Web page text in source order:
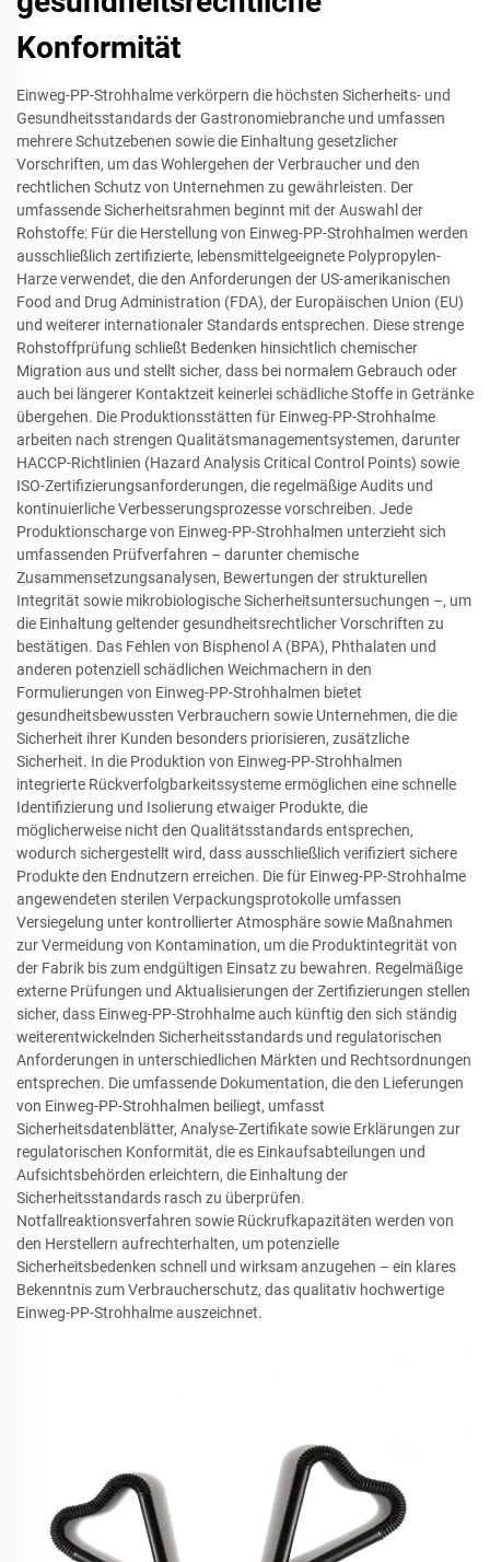
Konformität
Einweg-PP-Strohhalme verkörpern die höchsten Sicherheits- und
Gesundheitsstandards der Gastronomiebranche und umfassen
mehrere Schutzebenen sowie die Einhaltung gesetzlicher
Vorschriften, um das Wohlergehen der Verbraucher und den
rechtlichen Schutz von Unternehmen zu gewährleisten. Der
umfassende Sicherheitsrahmen beginnt mit der Auswahl der
Rohstoffe: Für die Herstellung von Einweg-PP-Strohhalmen werden
ausschließlich zertifizierte, lebensmittelgeeignete Polypropylen-
Harze verwendet, die den Anforderungen der US-amerikanischen
Food and Drug Administration (FDA), der Europäischen Union (EU)
und weiterer internationaler Standards entsprechen. Diese strenge
Rohstoffprüfung schließt Bedenken hinsichtlich chemischer
Migration aus und stellt sicher, dass bei normalem Gebrauch oder
auch bei längerer Kontaktzeit keinerlei schädliche Stoffe in Getränke
übergehen. Die Produktionsstätten für Einweg-PP-Strohhalme
arbeiten nach strengen Qualitätsmanagementsystemen, darunter
HACCP-Richtlinien (Hazard Analysis Critical Control Points) sowie
ISO-Zertifizierungsanforderungen, die regelmäßige Audits und
kontinuierliche Verbesserungsprozesse vorschreiben. Jede
Produktionscharge von Einweg-PP-Strohhalmen unterzieht sich
umfassenden Prüfverfahren – darunter chemische
Zusammensetzungsanalysen, Bewertungen der strukturellen
Integrität sowie mikrobiologische Sicherheitsuntersuchungen –, um
die Einhaltung geltender gesundheitsrechtlicher Vorschriften zu
bestätigen. Das Fehlen von Bisphenol A (BPA), Phthalaten und
anderen potenziell schädlichen Weichmachern in den
Formulierungen von Einweg-PP-Strohhalmen bietet
gesundheitsbewussten Verbrauchern sowie Unternehmen, die die
Sicherheit ihrer Kunden besonders priorisieren, zusätzliche
Sicherheit. In die Produktion von Einweg-PP-Strohhalmen
integrierte Rückverfolgbarkeitssysteme ermöglichen eine schnelle
Identifizierung und Isolierung etwaiger Produkte, die
möglicherweise nicht den Qualitätsstandards entsprechen,
wodurch sichergestellt wird, dass ausschließlich verifiziert sichere
Produkte den Endnutzern erreichen. Die für Einweg-PP-Strohhalme
angewendeten sterilen Verpackungsprotokolle umfassen
Versiegelung unter kontrollierter Atmosphäre sowie Maßnahmen
zur Vermeidung von Kontamination, um die Produktintegrität von
der Fabrik bis zum endgültigen Einsatz zu bewahren. Regelmäßige
externe Prüfungen und Aktualisierungen der Zertifizierungen stellen
sicher, dass Einweg-PP-Strohhalme auch künftig den sich ständig
weiterentwickelnden Sicherheitsstandards und regulatorischen
Anforderungen in unterschiedlichen Märkten und Rechtsordnungen
entsprechen. Die umfassende Dokumentation, die den Lieferungen
von Einweg-PP-Strohhalmen beiliegt, umfasst
Sicherheitsdatenblätter, Analyse-Zertifikate sowie Erklärungen zur
regulatorischen Konformität, die es Einkaufsabteilungen und
Aufsichtsbehörden erleichtern, die Einhaltung der
Sicherheitsstandards rasch zu überprüfen.
Notfallreaktionsverfahren sowie Rückrufkapazitäten werden von
den Herstellern aufrechterhalten, um potenzielle
Sicherheitsbedenken schnell und wirksam anzugehen – ein klares
Bekenntnis zum Verbraucherschutz, das qualitativ hochwertige
Einweg-PP-Strohhalme auszeichnet.